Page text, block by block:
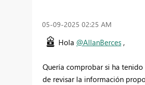
‎05-09-2025 02:25 AM
Hola @AllanBerces ,
Quería comprobar si ha
de revisar la información